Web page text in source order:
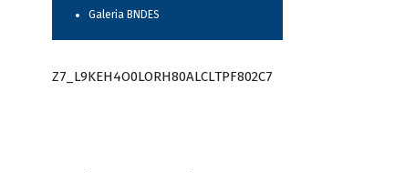
Galeria BNDES
Z7_L9KEH4O0LORH80ALCLTPF802C7